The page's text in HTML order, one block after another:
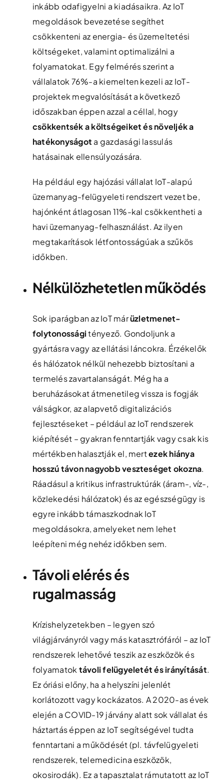
inkább odafigyelni a kiadásaikra. Az IoT
megoldások bevezetése segíthet
csökkenteni az energia- és üzemeltetési
költségeket, valamint optimalizálni a
folyamatokat. Egy felmérés szerint a
vállalatok 76%-a kiemelten kezeli az IoT-
projektek megvalósítását a következő
időszakban éppen azzal a céllal, hogy
csökkentsék a költségeiket és növeljék a
hatékonyságot a gazdasági lassulás
hatásainak ellensúlyozására​.
Ha például egy hajózási vállalat IoT-alapú
üzemanyag-felügyeleti rendszert vezet be,
hajónként átlagosan 11%-kal csökkentheti a
havi üzemanyag-felhasználást. Az ilyen
megtakarítások létfontosságúak a szűkös
időkben.
Nélkülözhetetlen működés
Sok iparágban az IoT márüzletmenet-
folytonosságitényező. Gondoljunk a
gyártásra vagy az ellátási láncokra. Érzékelők
és hálózatok nélkül nehezebb biztosítani a
termelés zavartalanságát. Még ha a
beruházásokat átmenetileg vissza is fogják
válságkor, az alapvető digitalizációs
fejlesztéseket – például az IoT rendszerek
kiépítését – gyakran fenntartják vagy csak kis
mértékben halasztják el, mertezek hiánya
hosszú távon nagyobb veszteséget okozna.
Ráadásul a kritikus infrastruktúrák (áram-, víz-,
közlekedési hálózatok) és az egészségügy is
egyre inkább támaszkodnak IoT
megoldásokra, amelyeket nem lehet
leépíteni még nehéz időkben sem.
Távoli elérés és
rugalmasság
Krízishelyzetekben – legyen szó
világjárványról vagy más katasztrófáról – az IoT
rendszerek lehetővé teszik az eszközök és
folyamatok távoli felügyeletét és irányítását.
Ez óriási előny, ha a helyszíni jelenlét
korlátozott vagy kockázatos. A 2020-as évek
elején a COVID-19 járvány alatt sok vállalat és
háztartás éppen az IoT segítségével tudta
fenntartani a működését (pl. távfelügyeleti
rendszerek, telemedicina eszközök,
okosirodák). Ez a tapasztalat rámutatott az IoT